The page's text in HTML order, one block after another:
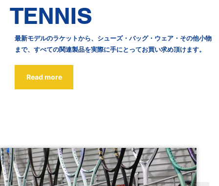
TENNIS
最新モデルのラケットから、シューズ・バッグ・ウェア・その他小物
まで、すべての関連製品を実際に手にとってお買い求め頂けます。
Read more